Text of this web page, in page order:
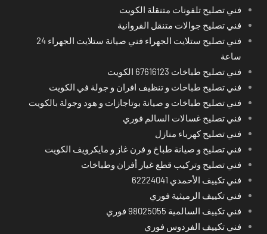
فني تصليح تلفونات متنقلة الكويت
فني تصليح جوالات متنقل الفروانية
فني تصليح ستلايت الجهراء فني صيانة ستلايت الجهراء 24
ساعة
فني تصليح طباخات 67616123 الكويت
فني تصليح طباخات و تنظيف افران و جولة في الكويت
فني تصليح طباخات و صيانة بوتاجازات و هود وجولة بالكويت
فني تصليح غسالات السالم فوري
فني تصليح كهرباء منازل
فني تصليح و صيانة طباخ و فرن غاز و مايكرويف الكويت
فني تصليح وتركيب قطع غيار أفران وطباخات
فني تكييف الأحمدي 62224041
فني تكييف الرميثية فوري
فني تكييف السالمية 98025055 فوري
فني تكييف الفردوس فوري